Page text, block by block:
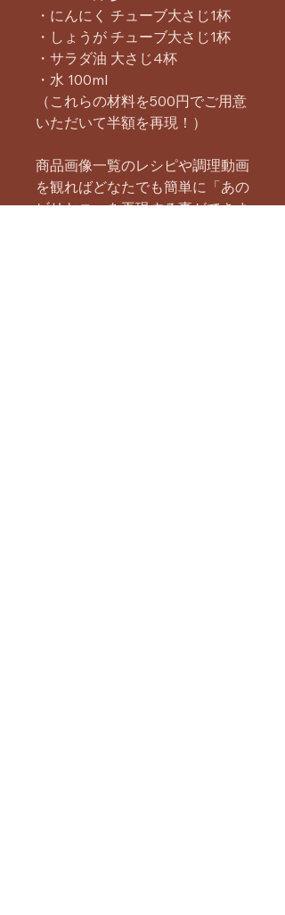
・にんにく チューブ大さじ1杯
・しょうが チューブ大さじ1杯
・サラダ油 大さじ4杯
・水 100ml
（これらの材料を500円でご用意
いただいて半額を再現！）
商品画像一覧のレシピや調理動画
を観ればどなたでも簡単に「あの
ビリヤニ」を再現する事ができま